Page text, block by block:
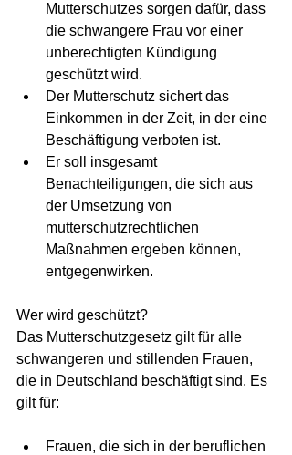
Mutterschutzes sorgen dafür, dass
die schwangere Frau vor einer
unberechtigten Kündigung
geschützt wird.
Der Mutterschutz sichert das
Einkommen in der Zeit, in der eine
Beschäftigung verboten ist.
Er soll insgesamt
Benachteiligungen, die sich aus
der Umsetzung von
mutterschutzrechtlichen
Maßnahmen ergeben können,
entgegenwirken.
Wer wird geschützt?
Das Mutterschutzgesetz gilt für alle
schwangeren und stillenden Frauen,
die in Deutschland beschäftigt sind. Es
gilt für:
Frauen, die sich in der beruflichen